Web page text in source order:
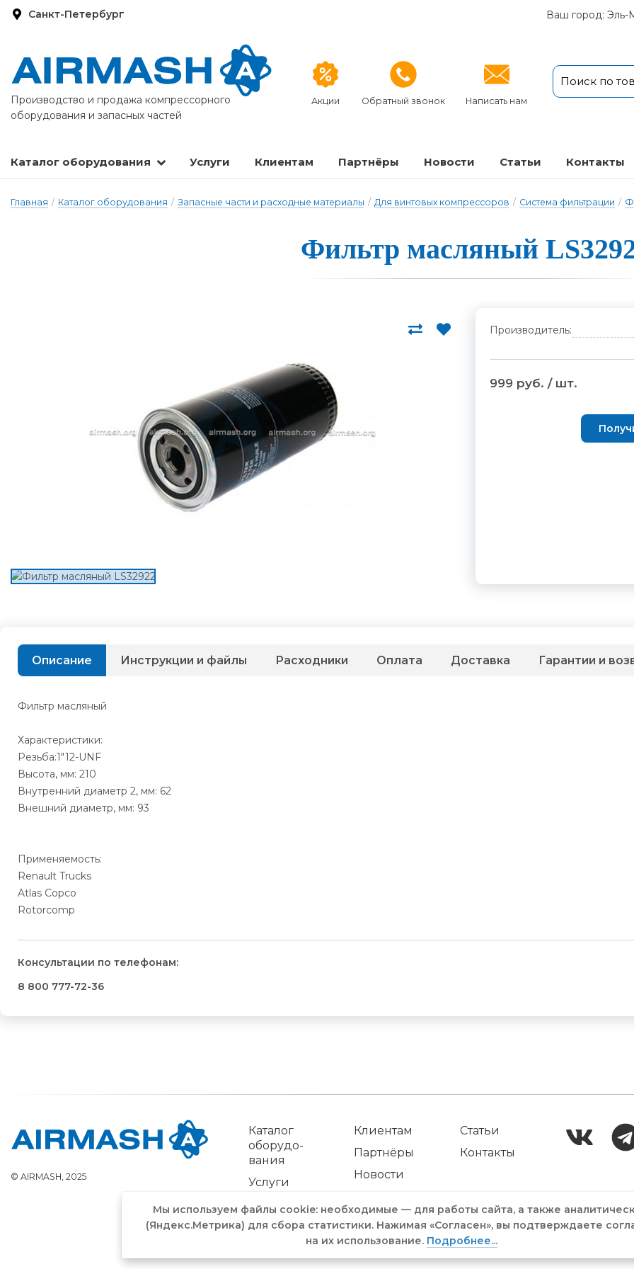
Санкт-Петербург Ваш город: Эль-
Производство и продажа компрессорного
оборудования и запасных частей
Акции Обратный звонок Написать нам
Каталог оборудования Услуги Клиентам Партнёры Новости Статьи Кон­так­ты
Главная / Каталог оборудования / Запасные части и расходные материалы / Для винтовых компрессоров / Система фильтрации /
Фильтр масля­ный
Производитель:
999 руб. / шт.
Описание
Фильтр масляный
Характеристики:
Резьба:1"12-UNF
Высота, мм: 210
Внутренний диаметр 2, мм: 62
Внешний диаметр, мм: 93
Применяемость:
Renault Trucks
Atlas Copco
Rotorcomp
Инструкции и файлы Расходники Оплата Доставка Гарантии и
Консультации по телефонам:
8 800 777-72-36
© AIRMASH, 2025
Каталог
обо­рудо­
вания
Услуги
Клиентам
Партнёры
Новости
Статьи
Контакты
Мы используем файлы cookie: необходимые — для работы сайта, а также
(Яндекс.Метрика) для сбора статистики. Нажимая «Согласен», вы подтверждаете
на их использование. Подробнее...